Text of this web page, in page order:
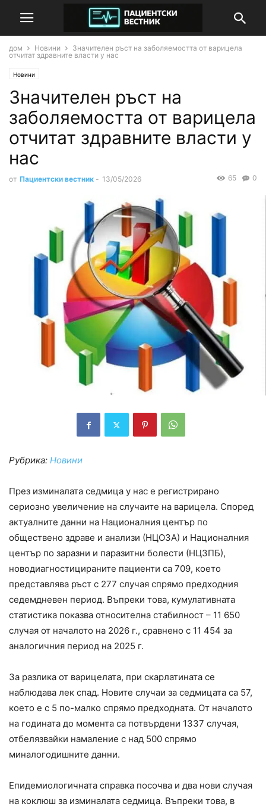
дом Новини
Значителен ръст на заболяемостта от варицела
отчитат здравните власти у нас
Новини
Значителен ръст на
заболяемостта от варицела
отчитат здравните власти у
нас
от Пациентски вестник - 13/05/2026 0
65
Рубрика: Новини
През изминалата седмица у нас е регистрирано
сериозно увеличение на случаите на варицела. Според
актуалните данни на Националния център по
обществено здраве и анализи (НЦОЗА) и Националния
център по заразни и паразитни болести (НЦЗПБ),
новодиагностицираните пациенти са 709, което
представлява ръст с 277 случая спрямо предходния
седемдневен период. Въпреки това, кумулативната
статистика показва относителна стабилност – 11 650
случая от началото на 2026 г., сравнено с 11 454 за
аналогичния период на 2025 г.
За разлика от варицелата, при скарлатината се
наблюдава лек спад. Новите случаи за седмицата са 57,
което е с 5 по-малко спрямо предходната. От началото
на годината до момента са потвърдени 1337 случая,
отбелязвайки намаление с над 500 спрямо
миналогодишните данни.
Епидемиологичната справка посочва и два нови случая
на коклюш за изминалата седмица. Въпреки това, в